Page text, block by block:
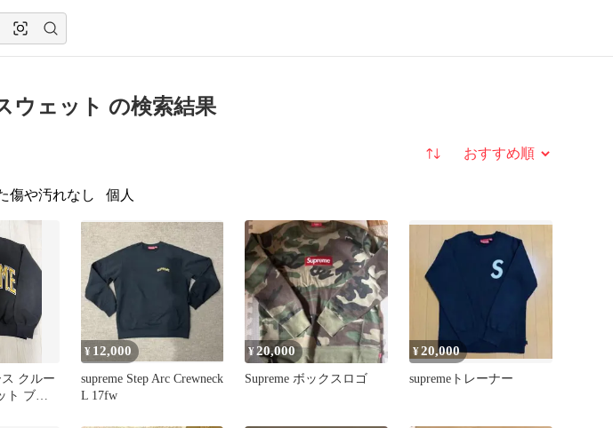
ウェット の検索結果
並び替え
傷や汚れなし 個人
ス クルー
ブラ
¥ 12,000
supreme Step Arc Crewneck
L 17fw
¥20,000
Supreme ボックスロゴ
¥20,000
supremeトレーナー